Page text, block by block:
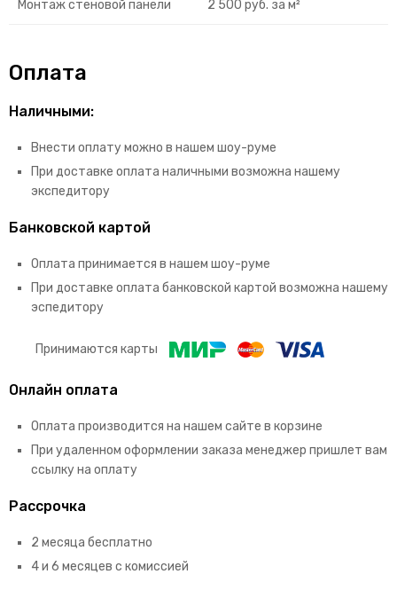
Монтаж стеновой панели 2 500 руб. за м²
Оплата
Наличными:
Внести оплату можно в нашем шоу-руме
При доставке оплата наличными возможна нашему
экспедитору
Банковской картой
Оплата принимается в нашем шоу-руме
При доставке оплата банковской картой возможна нашему
эспедитору
Принимаются карты
Онлайн оплата
Оплата производится на нашем сайте в корзине
При удаленном оформлении заказа менеджер пришлет вам
ссылку на оплату
Рассрочка
2 месяца бесплатно
4 и 6 месяцев с комиссией